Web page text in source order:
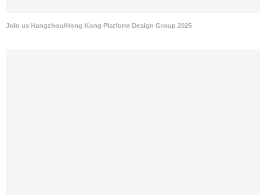
Join us Hangzhou/Hong Kong Platform Design Group 2025